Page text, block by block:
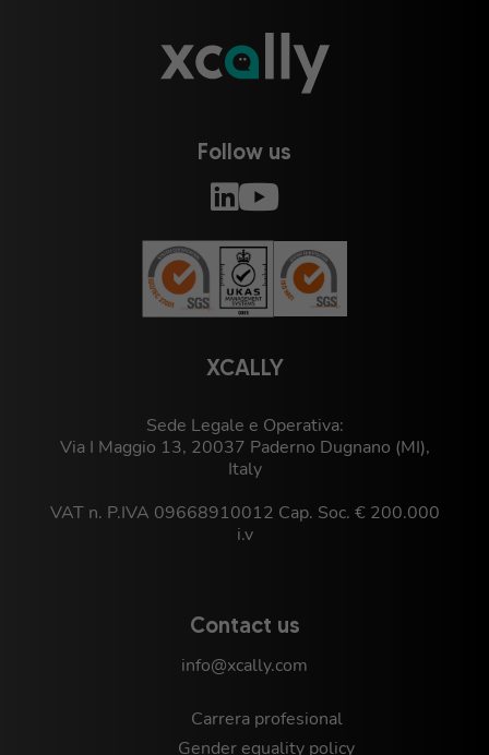
XCALLY
Sede Legale e Operativa:
Via I Maggio 13, 20037 Paderno Dugnano (MI),
Italy
VAT n. P.IVA 09668910012 Cap. Soc. € 200.000
i.v
Contact us
info@xcally.com
Carrera profesional
Gender equality policy
Follow us